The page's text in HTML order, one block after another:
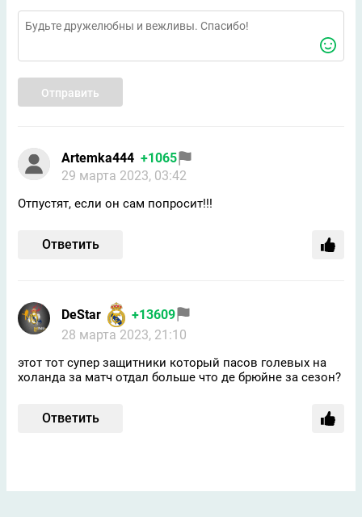
Отправить
Artemka444 +1065
29 марта 2023, 03:42
Отпустят, если он сам попросит!!!
Ответить
DeStar
+13609
28 марта 2023, 21:10
этот тот супер защитники который пасов голевых на
холанда за матч отдал больше что де брюйне за сезон?
Ответить